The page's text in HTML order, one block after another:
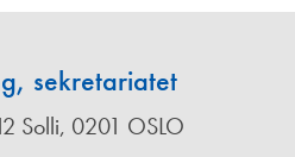
sekretariatet
Solli, 0201 OSLO